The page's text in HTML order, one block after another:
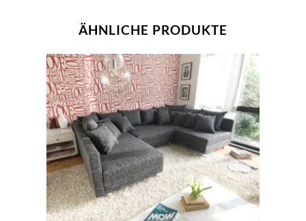
ÄHNLICHE PRODUKTE